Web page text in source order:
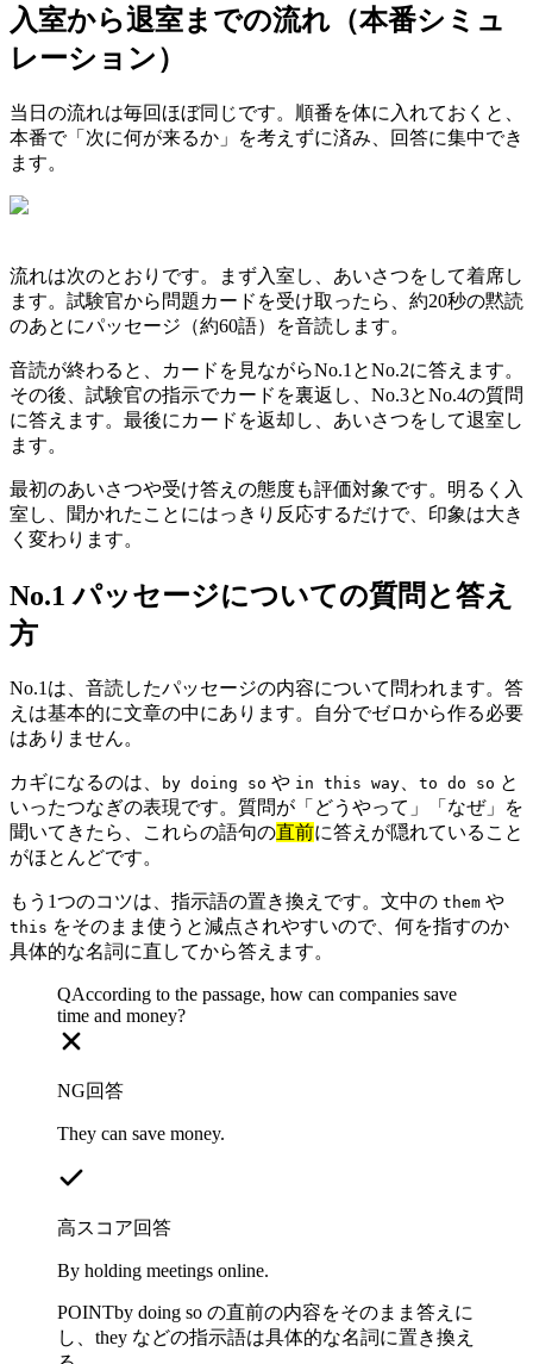
入室から退室までの流れ（本番シミュ
レーション）
当日の流れは毎回ほぼ同じです。順番を体に入れておくと、
本番で「次に何が来るか」を考えずに済み、回答に集中でき
ます。
流れは次のとおりです。まず入室し、あいさつをして着席し
ます。試験官から問題カードを受け取ったら、約20秒の黙読
のあとにパッセージ（約60語）を音読します。
音読が終わると、カードを見ながらNo.1とNo.2に答えます。
その後、試験官の指示でカードを裏返し、No.3とNo.4の質問
に答えます。最後にカードを返却し、あいさつをして退室し
ます。
最初のあいさつや受け答えの態度も評価対象です。明るく入
室し、聞かれたことにはっきり反応するだけで、印象は大き
く変わります。
No.1 パッセージについての質問と答え
方
No.1は、音読したパッセージの内容について問われます。答
えは基本的に文章の中にあります。自分でゼロから作る必要
はありません。
カギになるのは、 by doing so や in this way to do so と
いったつなぎの表現です。質問が「どうやって」「なぜ」を
聞いてきたら、これらの語句の直前に答えが隠れていること
がほとんどです。
もう1つのコツは、指示語の置き換えです。文中の them や
this をそのまま使うと減点されやすいので、何を指すのか
具体的な名詞に直してから答えます。
QAccording to the passage, how can companies save
time and money?
NG回答
They can save money.
高スコア回答
By holding meetings online.
POINTby doing so の直前の内容をそのまま答えに
し、they などの指示語は具体的な名詞に置き換え